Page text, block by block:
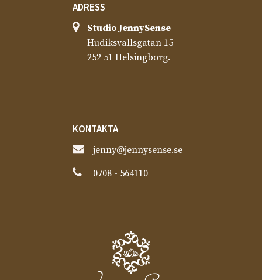
ADRESS
Studio JennySense​
Hudiksvallsgatan 15
252 51 Helsingborg.
KONTAKTA
jenny@jennysense.se
0708 - 564110